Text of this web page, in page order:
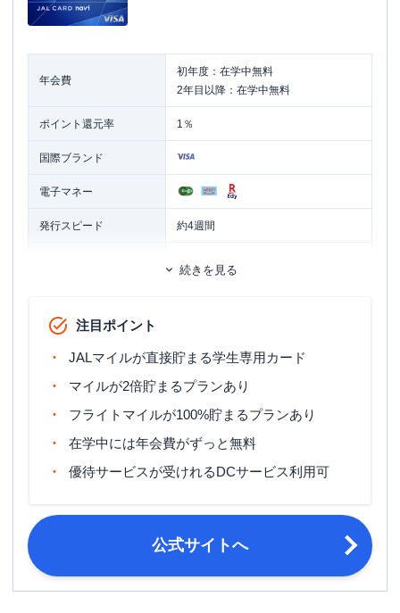
年会費
初年度：在学中無料
2年目以降：在学中無料
ポイント還元率 1％
国際ブランド
電子マネー
発行スピード 約4週間
家族カード
ポイント名 JALマイレージ
締め日・支払日
締め日：毎月15日・支払日：翌月10
生（大学院、大学、短大、専門学校、
高専4・5年生）の方で、日本に生活基
盤があり、日本国内でのお支払いが可
続きを見る
注目ポイント
JALマイルが直接貯まる学生専用カード
マイルが2倍貯まるプランあり
フライトマイルが100%貯まるプランあり
在学中には年会費がずっと無料
優待サービスが受けれるDCサービス利用可
公式サイトへ